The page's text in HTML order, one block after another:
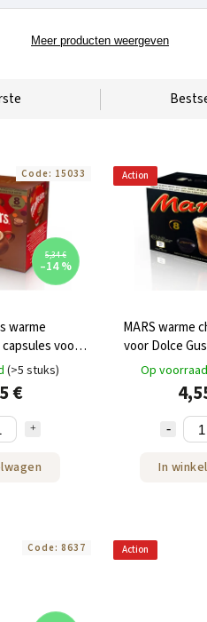
Meer producten weergeven
5,34 €
–14 %
warme
voor
8 stuks
(>5 stuks)
€
Code: 15033 Action
MARS warme
voor Dolce
Op voorraad
In
Code: 8637 Action